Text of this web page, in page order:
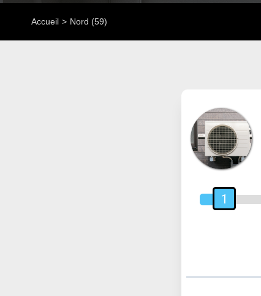
Accueil Nord (59)
1